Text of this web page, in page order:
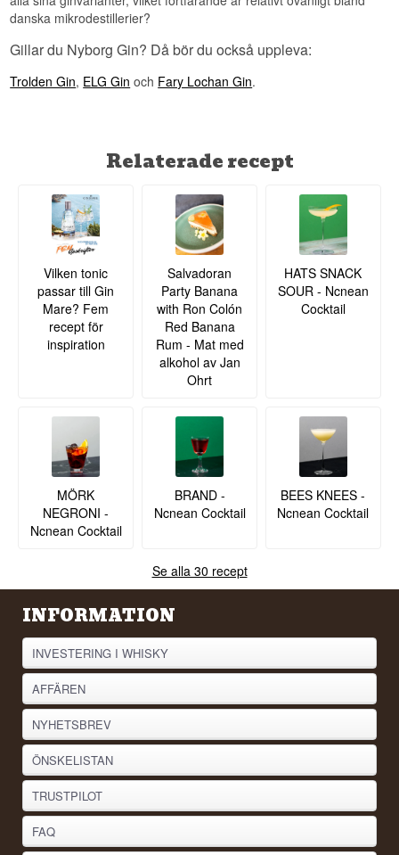
danska mikrodestillerier?
Gillar du Nyborg Gin? Då bör du också uppleva:
Trolden Gin, ELG Gin och Fary Lochan Gin.
Relaterade recept
Vilken tonic
passar till Gin
Mare? Fem
recept för
inspiration
Salvadoran
Party Banana
with Ron Colón
Red Banana
Rum - Mat med
alkohol av Jan
Ohrt
HATS SNACK
SOUR - Ncnean
Cocktail
MÖRK
NEGRONI -
Ncnean Cocktail
BRAND -
Ncnean Cocktail
BEES KNEES -
Ncnean Cocktail
Se alla 30 recept
INFORMATION
INVESTERING I WHISKY
AFFÄREN
NYHETSBREV
ÖNSKELISTAN
TRUSTPILOT
FAQ